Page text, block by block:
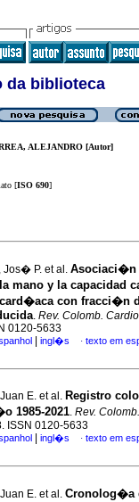
da biblioteca
ALEJANDRO [Autor]
[ISO 690]
P. et al. Asociaci�n
mano y la capacidad
con fracci�n
. Rev. Colomb.
0120-5633
ingl�s · texto em
E. et al. Registro
1985-2021. Rev.
ISSN 0120-5633
ingl�s · texto em
E. et al. Cronolog�a